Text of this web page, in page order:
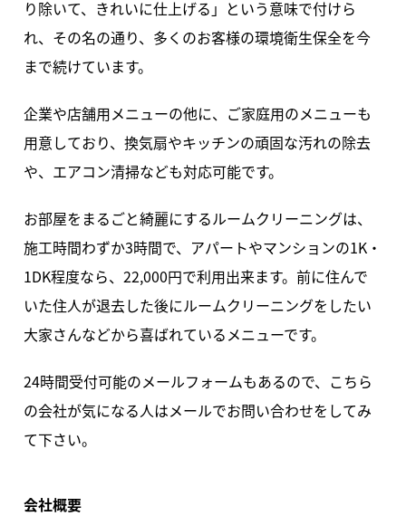
り除いて、きれいに仕上げる」という意味で付けら
れ、その名の通り、多くのお客様の環境衛生保全を今
まで続けています。
企業や店舗用メニューの他に、ご家庭用のメニューも
用意しており、換気扇やキッチンの頑固な汚れの除去
や、エアコン清掃なども対応可能です。
お部屋をまるごと綺麗にするルームクリーニングは、
施工時間わずか3時間で、アパートやマンションの1K・
1DK程度なら、22,000円で利用出来ます。前に住んで
いた住人が退去した後にルームクリーニングをしたい
大家さんなどから喜ばれているメニューです。
24時間受付可能のメールフォームもあるので、こちら
の会社が気になる人はメールでお問い合わせをしてみ
て下さい。
会社概要